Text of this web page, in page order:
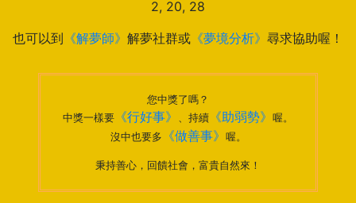
2, 20, 28
也可以到 《解夢師》 解夢社群或 《夢境分析》 尋求協助喔！
您中獎了嗎？
中獎一樣要 《行好事》 、持續 《助弱勢》 喔。
沒中也要多
《做善事》 喔。
秉持善心，回饋社會，富貴自然來！